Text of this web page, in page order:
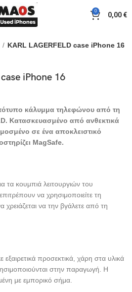
0 0,00€
KARL LAGERFELD case iPhone 16
iPhone 16
κάλυμμα τηλεφώνου απότη
Κατασκευασμένο από ανθεκτικά
σε ένα αποκλειστικό
MagSafe.
τα κουμπιά λειτουργιών του
να χρησιμοποιείτε τη
να την βγάλετε από τη
προσεκτικά, χάρη στα υλικά
στην παραγωγή. Η
με εμπορικό σήμα.